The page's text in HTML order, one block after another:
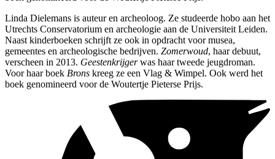
Linda Dielemans is auteur en archeoloog. Ze studeerde hobo aan het
Utrechts Conservatorium en archeologie aan de Universiteit Leiden.
Naast kinderboeken schrijft ze ook in opdracht voor musea,
gemeentes en archeologische bedrijven. Zomerwoud, haar debuut,
verscheen in 2013. Geestenkrijgerwas haar tweede jeugdroman.
Voor haar boek Brons kreeg ze een Vlag & Wimpel. Ook werd het
boek genomineerd voor de Woutertje Pieterse Prijs.